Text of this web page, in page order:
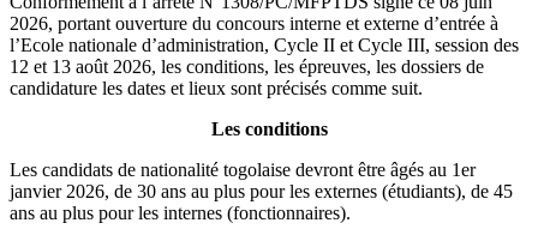
2026, portant ouverture du concours interne et externe d’entrée à
l’Ecole nationale d’administration, Cycle II et Cycle III, session des
12 et 13 août 2026, les conditions, les épreuves, les dossiers de
candidature les dates et lieux sont précisés comme suit.
Les conditions
Les candidats de nationalité togolaise devront être âgés au 1er
janvier 2026, de 30 ans au plus pour les externes (étudiants), de 45
ans au plus pour les internes (fonctionnaires).